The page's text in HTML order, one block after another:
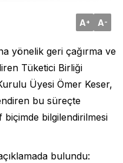
A+ A-
yönelik geri çağırma ve
Tüketici Birliği
Üyesi Ömer Keser,
bu süreçte
biçimde bilgilendirilmesi
bulundu: